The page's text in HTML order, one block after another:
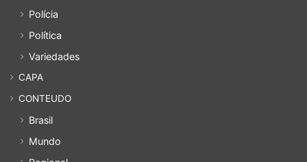
Polícia
Política
Variedades
CAPA
CONTEUDO
Brasil
Mundo